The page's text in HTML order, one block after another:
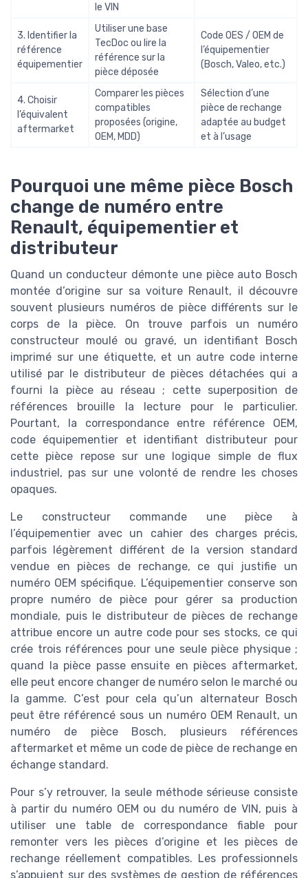
le VIN
3. Identifier la
référence
équipementier
Utiliser une base
TecDoc ou lire la
référence sur la
pièce déposée
Code OES / OEM de
l’équipementier
(Bosch, Valeo, etc.)
4. Choisir
l’équivalent
aftermarket
Comparer les pièces
compatibles
proposées (origine,
OEM, MDD)
Sélection d’une
pièce de rechange
adaptée au budget
et à l’usage
Pourquoi une même pièce Bosch
change de numéro entre
Renault, équipementier et
distributeur
Quand un conducteur démonte une pièce auto Bosch
montée d’origine sur sa voiture Renault, il découvre
souvent plusieurs numéros de pièce différents sur le
corps de la pièce. On trouve parfois un numéro
constructeur moulé ou gravé, un identifiant Bosch
imprimé sur une étiquette, et un autre code interne
utilisé par le distributeur de pièces détachées qui a
fourni la pièce au réseau ; cette superposition de
références brouille la lecture pour le particulier.
Pourtant, la correspondance entre référence OEM,
code équipementier et identifiant distributeur pour
cette pièce repose sur une logique simple de flux
industriel, pas sur une volonté de rendre les choses
opaques.
Le constructeur commande une pièce à
l’équipementier avec un cahier des charges précis,
parfois légèrement différent de la version standard
vendue en pièces de rechange, ce qui justifie un
numéro OEM spécifique. L’équipementier conserve son
propre numéro de pièce pour gérer sa production
mondiale, puis le distributeur de pièces de rechange
attribue encore un autre code pour ses stocks, ce qui
crée trois références pour une seule pièce physique ;
quand la pièce passe ensuite en pièces aftermarket,
elle peut encore changer de numéro selon le marché ou
la gamme. C’est pour cela qu’un alternateur Bosch
peut être référencé sous un numéro OEM Renault, un
numéro de pièce Bosch, plusieurs références
aftermarket et même un code de pièce de rechange en
échange standard.
Pour s’y retrouver, la seule méthode sérieuse consiste
à partir du numéro OEM ou du numéro de VIN, puis à
utiliser une table de correspondance fiable pour
remonter vers les pièces d’origine et les pièces de
rechange réellement compatibles. Les professionnels
s’appuient sur des systèmes de gestion de références
TOP 5 des sites de
bons plans et promo
pour les pièces auto
Téléchargez gratuitement le livre
blanc